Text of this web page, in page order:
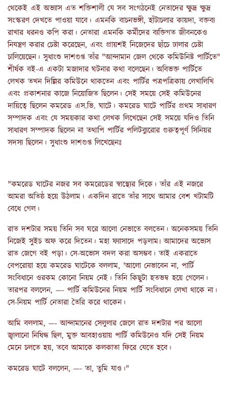
থেকেই এই অভ্যাস এত শক্তিশালী যে সব সংগঠনেই নেতাদের ক্ষুদ্র ক্ষুদ্র
সংস্করণ দেখতে পাওয়া যাবে। এমনকি বাচনভঙ্গী, হাঁটাচলার কায়দা, বক্তব্য
রাখার ধরনও কপি করা। নেতারা এমনকি কর্মীদের ব্যক্তিগত জীবনকেও
নিযন্ত্রণ করার চেষ্টা করেছেন, এবং প্রায়শই নিজেদের ছাঁচে ঢালার চেষ্টা
চালিয়েছেন। সুধাংশু দাশগুপ্ত তাঁর "আন্দামান জেল থেকে কমিউনিষ্ট পার্টিতে"
শীর্ষক বই-এ একটা মজাদার ঘটনার কথা বলেছেন। অবিভক্ত পার্টিতে
লেখক তখন দিল্লির কমিউনে থাকতেন এবং পার্টির পত্রপত্রিকায় লেখালিখি
এবং প্রকাশনার কাজে নিয়োজিত ছিলেন। সেই সময়ে সেই কমিউনের
দায়িত্বে ছিলেন কমরেড এস.ভি. ঘাটে। কমরেড ঘাটে পার্টির প্রথম সাধারণ
সম্পাদক এবং যে সময়কার কথা লেখক লিখেছেন সেই সময়ে যদিও তিনি
সাধারণ সম্পাদক ছিলেন না তথাপি পার্টির পলিটব্যুরোর গুরুত্বপূর্ণ সিনিয়র
সদস্য ছিলেন। সুধাংশু দাশগুপ্ত লিখেছেনঃ
"কমরেড ঘাটের নজর সব কমরেডের স্বাস্থ্যের দিকে। তাঁর এই নজরে
আমরা অতিষ্ঠ হয়ে উঠলাম। একদিন রাতে তাঁর সাথে আমার বেশ খটামটি
বেধে গেল।
রাত দশটার সময় তিনি সব ঘরে আলো নেভাতে বলতেন। অনেকসময় তিনি
নিজেই সুইচ অফ করে দিতেন। মহা ফ্যাসাদে পড়লাম৷ আমাদের অভ্যেস
রাত জেগে বই পড়া। সে-অভ্যেস বদল করা অসম্ভব। তাই একরাতে
বেপরোয়া হয়ে কমরেড ঘাটেকে বললাম, 'আলো নেভাবেন না, পার্টি
সংবিধানে ওরকম কোনো নিয়ম নেই। তিনি কিছুটা হতভম্ব হয়ে গেলেন।
তারপর বললেন, —- পার্টি কমিউনের নিয়ম পার্টি সংবিধানে লেখা থাকে না।
সে-নিয়ম পার্টি নেতারা তৈরি করে থাকেন।
আমি বললাম, —- আন্দামানের সেলুলার জেলে রাত দশটার পর আলো
জ্বালানো নিষিদ্ধ ছিল, মুক্ত আবহাওয়ায় পার্টি কমিউনেও যদি সেই নিয়ম
মেনে চলতে হয়, তবে আমাকে কলকাতা ফিরে যেতে হবে।
কমরেড ঘাটে বললেন, —- তা, তুমি যাও।"